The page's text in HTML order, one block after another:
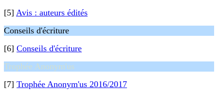
[5] Avis : auteurs édités
Conseils d'écriture
[6] Conseils d'écriture
Trophée Anonym'us
[7] Trophée Anonym'us 2016/2017